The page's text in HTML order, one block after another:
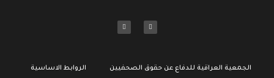
الروابط الاساسية الجمعية العراقية للدفاع عن حقوق الصحفيين